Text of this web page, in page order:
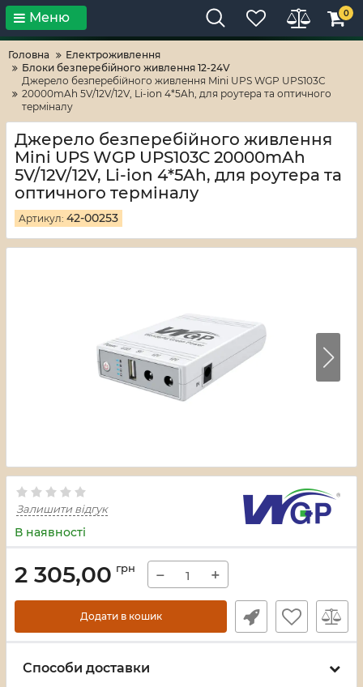
Тільки високі технології! RV-ZAFT
Меню 0
Головна
Електроживлення
Блоки безперебійного живлення 12-24V
Джерело безперебійного живлення Mini UPS WGP UPS103C
20000mAh 5V/12V/12V, Li-ion 4*5Ah, для роутера та оптичного
терміналу
Джерело безперебійного живлення
Mini UPS WGP UPS103C 20000mAh
5V/12V/12V, Li-ion 4*5Ah, для роутера та
оптичного терміналу
Артикул: 42-00253
Залишити відгук
В наявності
2 305,00 грн − +
Додати в кошик
Способи доставки